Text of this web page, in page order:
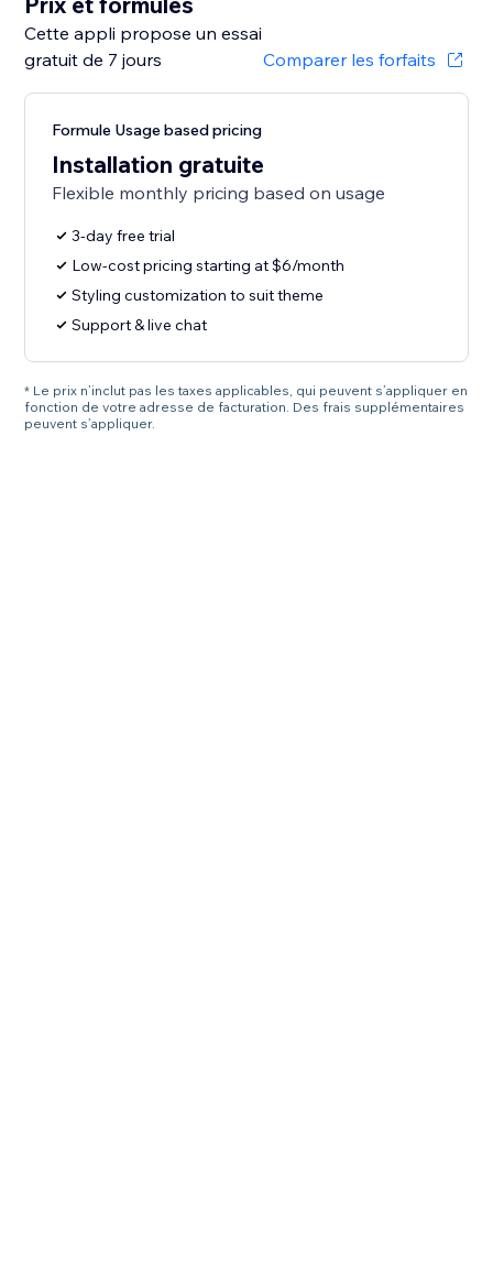
Cette appli propose un essai
gratuit de 7 jours
Comparer les forfaits
Formule Usage based pricing
Installation gratuite
Flexible monthly pricing based on usage
3-day free trial
Low-cost pricing starting at $6/month
Styling customization to suit theme
Support & live chat
* Le prix n’inclut pas les taxes applicables, qui peuvent s’appliquer en
fonction de votre adresse de facturation. Des frais supplémentaires
peuvent s’appliquer.